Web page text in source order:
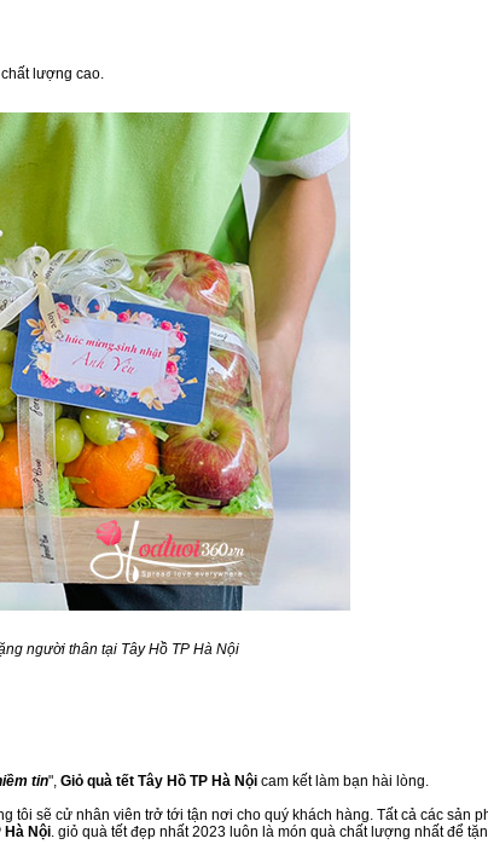
lượng cao.
người thân tại Tây Hồ TP Hà Nội
tin", Giỏ quà tết Tây Hồ TP Hà Nội cam kết làm bạn hài lòng.
tôi sẽ cử nhân viên trở tới tận nơi cho quý khách hàng. Tất cả các sản
Hà Nội. giỏ quà tết đẹp nhất 2023 luôn là món quà chất lượng nhất để